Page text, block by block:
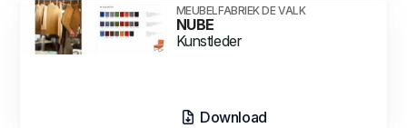
MEUBELFABRIEK DE VALK
NUBE
Kunstleder
Download